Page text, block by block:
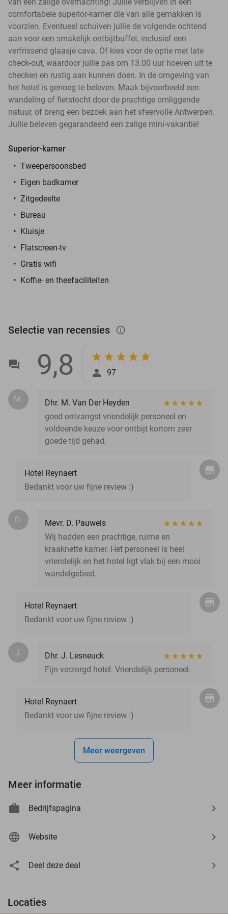
comfortabele superior-kamer die van alle gemakken is
voorzien. Eventueel schuiven jullie de volgende ochtend
aan voor een smakelijk ontbijtbuffet, inclusief een
verfrissend glaasje cava. Of kies voor de optie met late
check-out, waardoor jullie pas om 13.00 uur hoeven uit te
checken en rustig aan kunnen doen. In de omgeving van
het hotel is genoeg te beleven. Maak bijvoorbeeld een
wandeling of fietstocht door de prachtige omliggende
natuur, of breng een bezoek aan het sfeervolle Antwerpen.
Jullie beleven gegarandeerd een zalige mini-vakantie!
Superior-kamer
Tweepersoonsbed
Eigen badkamer
Zitgedeelte
Bureau
Kluisje
Flatscreen-tv
Gratis wifi
Koffie- en theefaciliteiten
Selectie van recensies info_outlined
9,8 97
M.
Dhr. M. Van Der Heyden
goed ontvangst vriendelijk personeel en
voldoende keuze voor ontbijt kortom zeer
goede tijd gehad.
Hotel Reynaert
Bedankt voor uw fijne review :)
D.
Mevr. D. Pauwels
Wij hadden een prachtige, ruime en
kraaknette kamer. Het personeel is heel
vriendelijk en het hotel ligt vlak bij een mooi
wandelgebied.
Hotel Reynaert
Bedankt voor uw fijne review :)
J.
Dhr. J. Lesneuck
Fijn verzorgd hotel. Vriendelijk personeel.
Hotel Reynaert
Bedankt voor uw fijne review :)
Meer weergeven
Meer informatie
Bedrijfspagina
Website
Deel deze deal
Locaties